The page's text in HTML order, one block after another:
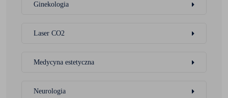
Ginekologia
Laser CO2
Medycyna estetyczna
Neurologia